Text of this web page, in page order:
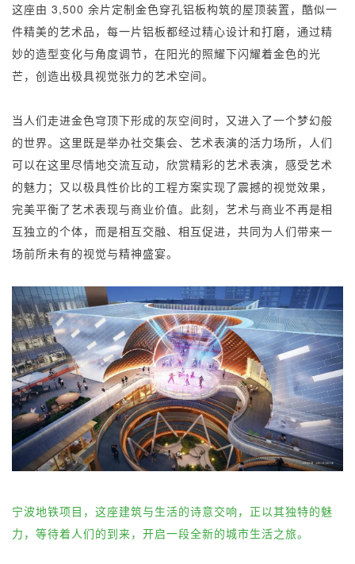
这座由 3,500 余片定制金色穿孔铝板构筑的屋顶装置，酷似一
件精美的艺术品，每一片铝板都经过精心设计和打磨，通过精
妙的造型变化与角度调节，在阳光的照耀下闪耀着金色的光
芒，创造出极具视觉张力的艺术空间。
当人们走进金色穹顶下形成的灰空间时，又进入了一个梦幻般
的世界。这里既是举办社交集会、艺术表演的活力场所，人们
可以在这里尽情地交流互动，欣赏精彩的艺术表演，感受艺术
的魅力；又以极具性价比的工程方案实现了震撼的视觉效果，
完美平衡了艺术表现与商业价值。此刻，艺术与商业不再是相
互独立的个体，而是相互交融、相互促进，共同为人们带来一
场前所未有的视觉与精神盛宴。
宁波地铁项目 ，这座建筑与生活的诗意交响，正以其独特的魅
力，等待着人们的到来，开启一段全新的城市生活之旅。